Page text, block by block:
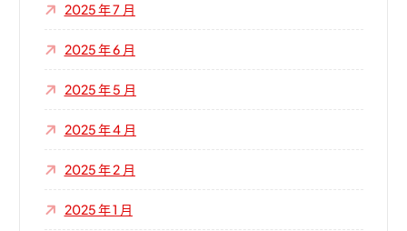
2025 年 7 月
2025 年 6 月
2025 年 5 月
2025 年 4 月
2025 年 2 月
2025 年 1 月